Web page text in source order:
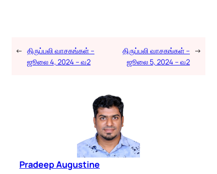
← திருப்பலி வாசகங்கள் –
ஜூலை 4, 2024 – வ2
திருப்பலி வாசகங்கள் –
ஜூலை 5, 2024 – வ2
→
Pradeep Augustine